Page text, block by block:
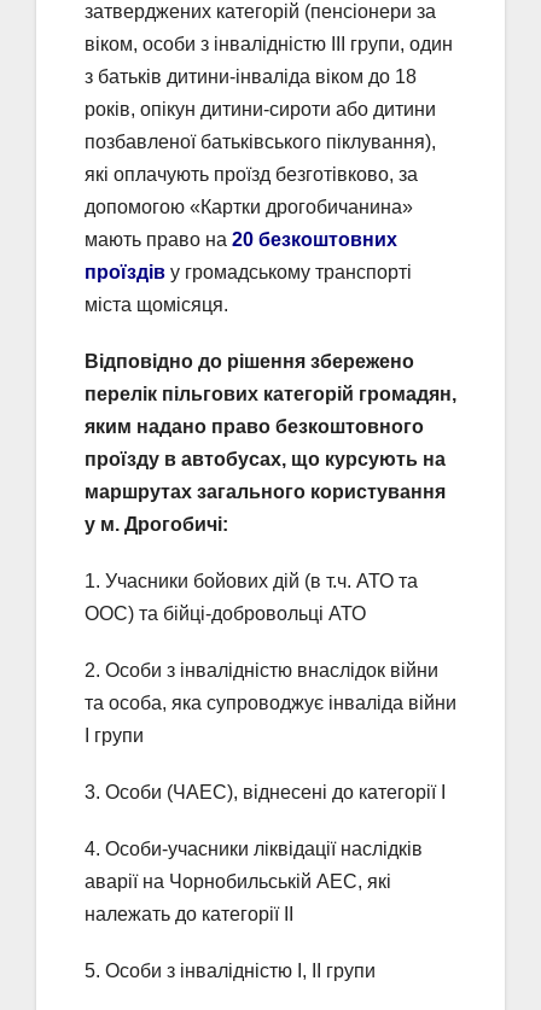
затверджених категорій (пенсіонери за
віком, особи з інвалідністю ІІІ групи, один
з батьків дитини-інваліда віком до 18
років, опікун дитини-сироти або дитини
позбавленої батьківського піклування),
які оплачують проїзд безготівково, за
допомогою «Картки дрогобичанина»
мають право на 20 безкоштовних
проїздів у громадському транспорті
міста щомісяця.
Відповідно до рішення збережено
перелік пільгових категорій громадян,
яким надано право безкоштовного
проїзду в автобусах, що курсують на
маршрутах загального користування
у м. Дрогобичі:
1. Учасники бойових дій (в т.ч. АТО та
ООС) та бійці-добровольці АТО
2. Особи з інвалідністю внаслідок війни
та особа, яка супроводжує інваліда війни
I групи
3. Особи (ЧАЕС), віднесені до категорії I
4. Особи-учасники ліквідації наслідків
аварії на Чорнобильській АЕС, які
належать до категорії II
5. Особи з інвалідністю I, II групи